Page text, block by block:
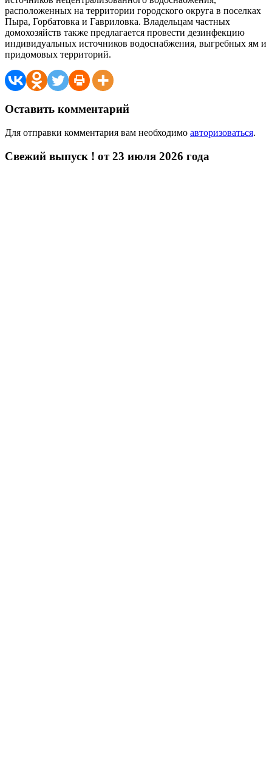
расположенных на территории городского округа в поселках
Пыра, Горбатовка и Гавриловка. Владельцам частных
домохозяйств также предлагается провести дезинфекцию
индивидуальных источников водоснабжения, выгребных ям и
придомовых территорий.
Оставить комментарий
Для отправки комментария вам необходимо авторизоваться.
Свежий выпуск ! от 23 июля 2026 года